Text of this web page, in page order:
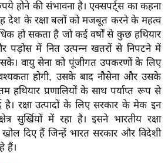
होने की संभावना है। एक्सपर्ट्स का कहना
देश के रक्षा बलों को मजबूत करने के महत्व
हो सकता है जो कई वर्षों से कुछ हथियार
पड़ोस में नित उत्पन्न खतरों से निपटने में
वायु सेना को पूंजीगत उपकरणों के लिए
होगी, उसके बाद नौसेना और उसके
हथियार प्रणालियों के साथ पर्याप्त रूप से
रक्षा उत्पादों के लिए सरकार के मेक इन
सुर्खियों में रहा है। इसने भारतीय रक्षा
दिए हैं जिन्हें भारत सरकार और विदेशी
हैं।